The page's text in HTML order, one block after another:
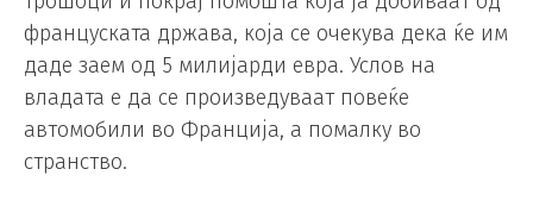
француската држава, која се очекува дека ќе им
даде заем од 5 милијарди евра. Услов на
владата е да се произведуваат повеќе
автомобили во Франција, а помалку во
странство.